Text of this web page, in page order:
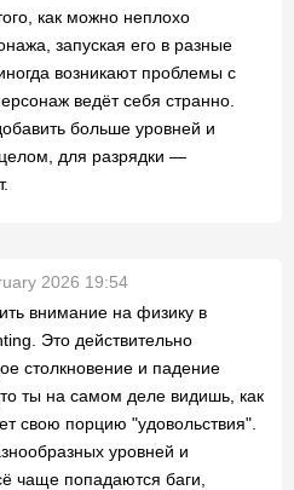
как можно неплохо
запуская его в разные
возникают проблемы с
ведёт себя странно.
больше уровней и
для разрядки —
2026 19:54
внимание на физику в
Это действительно
столкновение и падение
ты на самом деле видишь, как
свою порцию "удовольствия".
уровней и
чаще попадаются баги,